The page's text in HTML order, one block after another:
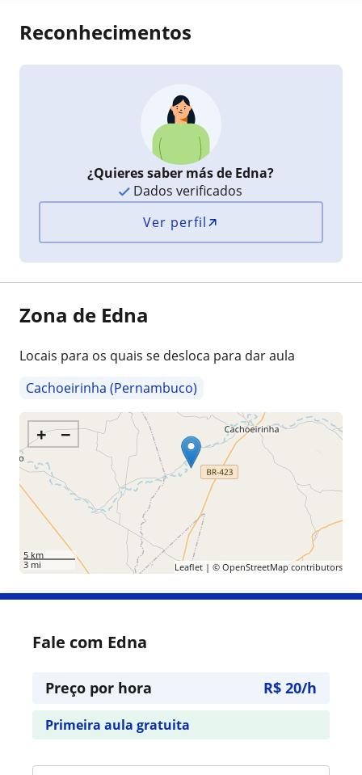
Reconhecimentos
¿Quieres saber más de Edna?
Dados verificados
Ver perfil
Zona de Edna
Locais para os quais se desloca para dar aula
Cachoeirinha (Pernambuco)
+ −
5 km
3 mi
Leaflet| © OpenStreetMapcontributors
Fale com Edna
Preço por hora R$ 20/h
Primeira aula gratuita